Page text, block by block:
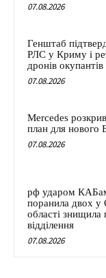
07.08.2026
Генштаб
РЛС у Криму і
дронів окупантів
07.08.2026
Mercedes
план для нового
07.08.2026
рф ударом
поранила двох у
області знищила
відділення
07.08.2026